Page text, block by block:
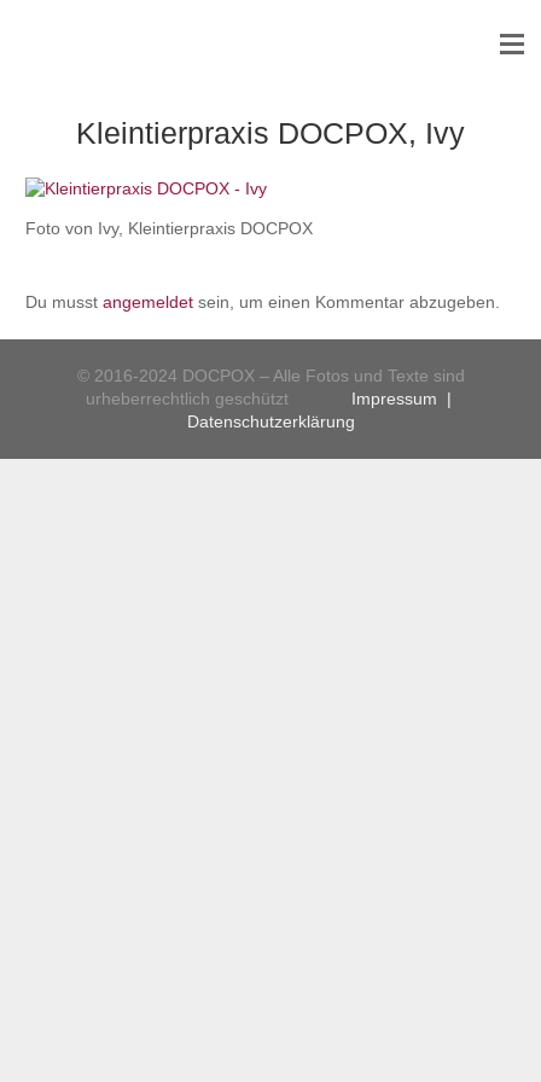
Kleintierpraxis DOCPOX, Ivy
Foto von Ivy, Kleintierpraxis DOCPOX
Du musst angemeldet sein, um einen Kommentar abzugeben.
© 2016-2024 DOCPOX – Alle Fotos und Texte sind
urheberrechtlich geschützt
Impressum |
Datenschutzerklärung